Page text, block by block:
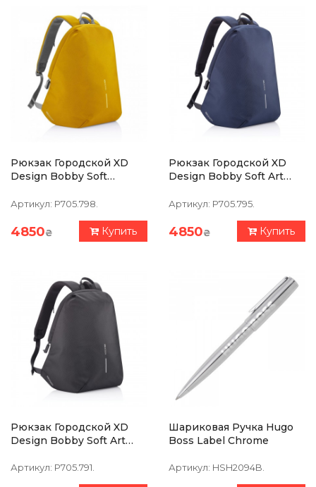
Рюкзак Городской XD
Design Bobby Soft
Артикул: P705.798.
4850₴ Купить
Рюкзак Городской XD
Design Bobby Soft Art
Артикул: P705.795.
4850₴ Купить
Рюкзак Городской XD
Design Bobby Soft Art
Артикул: P705.791.
Шариковая Ручка Hugo
Boss Label Chrome
Артикул: HSH2094B.